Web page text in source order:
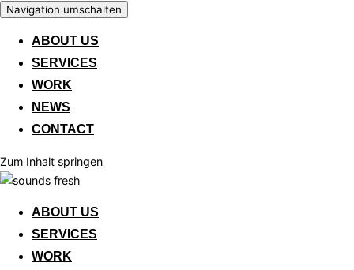
Navigation umschalten
ABOUT US
SERVICES
WORK
NEWS
CONTACT
Zum Inhalt springen
ABOUT US
SERVICES
WORK